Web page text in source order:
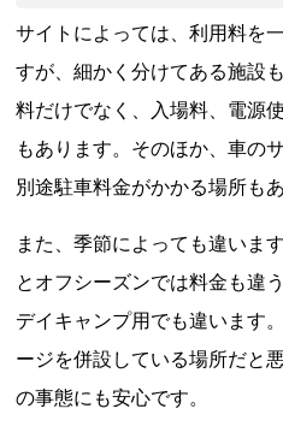
サイトによっては、利用料を
すが、細かく分けてある施設
料だけでなく、入場料、電源
もあります。そのほか、車の
別途駐車料金がかかる場所も
また、季節によっても違いま
とオフシーズンでは料金も違
デイキャンプ用でも違います
ージを併設している場所だと
の事態にも安心です。